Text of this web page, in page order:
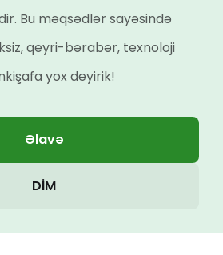
Bu məqsədlər sayəsində
qeyri-bərabər, texnoloji
yox deyirik!
Əlavə
DİM